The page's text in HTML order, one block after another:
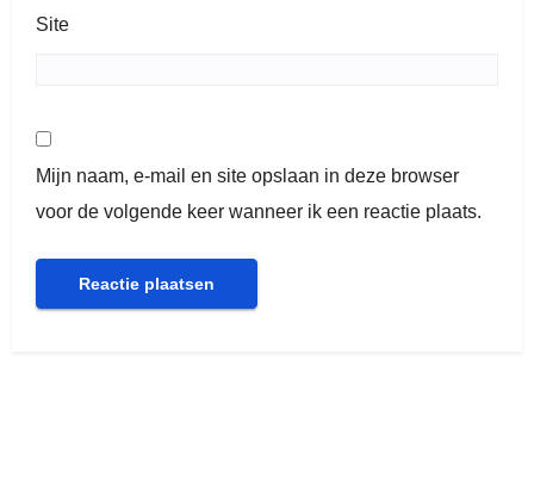
Site
Mijn naam, e-mail en site opslaan in deze browser
voor de volgende keer wanneer ik een reactie plaats.